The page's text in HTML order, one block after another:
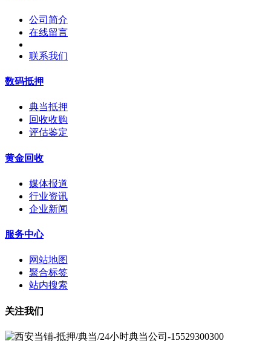
公司简介
在线留言
联系我们
数码抵押
典当抵押
回收收购
评估鉴定
黄金回收
媒体报道
行业资讯
企业新闻
服务中心
网站地图
聚合标签
站内搜索
关注我们